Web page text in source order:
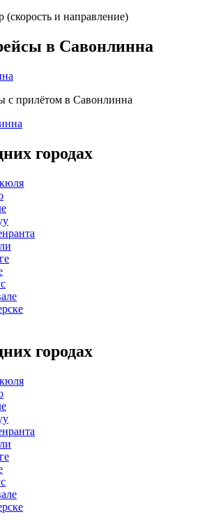
(скорость и направление)
в Савонлинна
с прилётом в Савонлинна
городах
городах